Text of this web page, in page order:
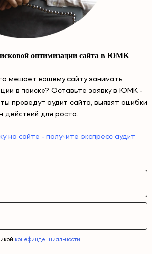
оптимизации сайта в ЮМК
мешает вашему сайту занимать
в поиске? Оставьте заявку в ЮМК -
проведут аудит сайта, выявят ошибки
действий для роста.
на сайте - получите экспресс аудит
конефинденциальности